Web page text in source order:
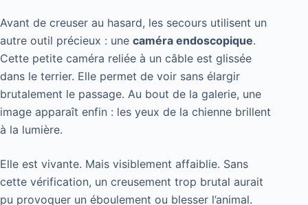
Avant de creuser au hasard, les secours utilisent un
autre outil précieux : une caméra endoscopique.
Cette petite caméra reliée à un câble est glissée
dans le terrier. Elle permet de voir sans élargir
brutalement le passage. Au bout de la galerie, une
image apparaît enfin : les yeux de la chienne brillent
à la lumière.
Elle est vivante. Mais visiblement affaiblie. Sans
cette vérification, un creusement trop brutal aurait
pu provoquer un éboulement ou blesser l’animal.